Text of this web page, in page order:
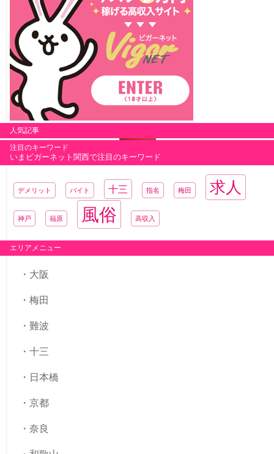
人気記事
注目のキーワード
いまビガーネット関西で注目のキーワード
デメリット バイト 十三 指名 梅田 求人
神戸 福原 風俗 高収入
エリアメニュー
大阪
梅田
難波
十三
日本橋
京都
奈良